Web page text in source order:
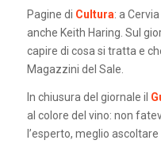
Pagine di Cultura: a
anche Keith Haring. Sul
capire di cosa si tratta e
Magazzini del Sale.
In chiusura del giornale il
al colore del vino: non
l’esperto, meglio